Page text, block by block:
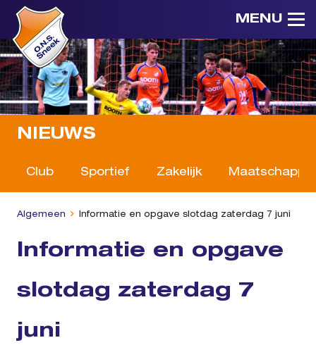
MENU
NIEUWS
Club Sportief Zakelijk
Algemeen Informatie en opgave slotdag zaterdag 7 juni
Informatie en opgave
slotdag zaterdag 7
juni